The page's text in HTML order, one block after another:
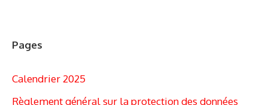
Pages
Calendrier 2025
Règlement général sur la protection des données